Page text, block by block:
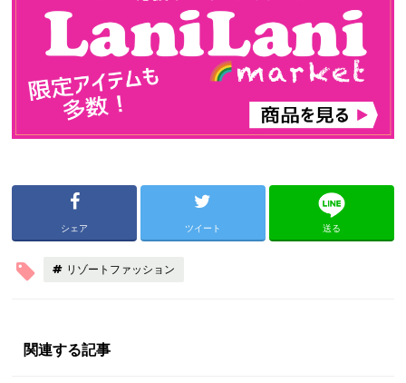
シェア ツイート 送る
リゾートファッション
関連する記事